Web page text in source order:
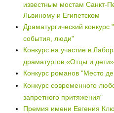
известным мостам Санкт-
Львиному и Египетском
Драматургический конкурс
события, люди"
Конкурс на участие в
драматургов «Отцы и дети»
Конкурс романов "Место
Конкурс современного
запретного притяжения"
Премия имени Евгения